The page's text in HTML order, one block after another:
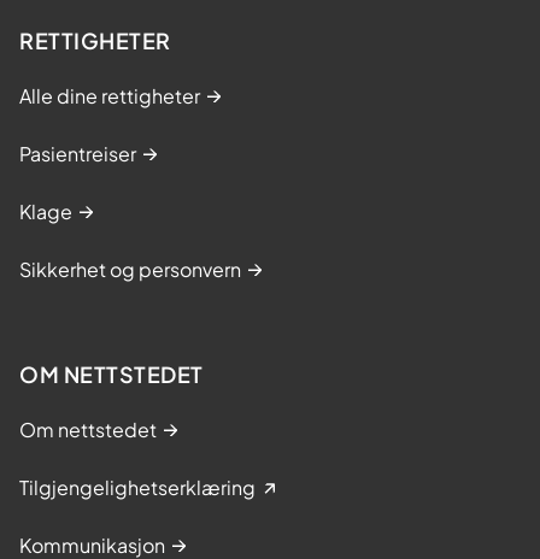
RETTIGHETER
Alle dine rettigheter
Pasientreiser
Klage
Sikkerhet og personvern
OM NETTSTEDET
Om nettstedet
Tilgjengelighetserklæring
Kommunikasjon